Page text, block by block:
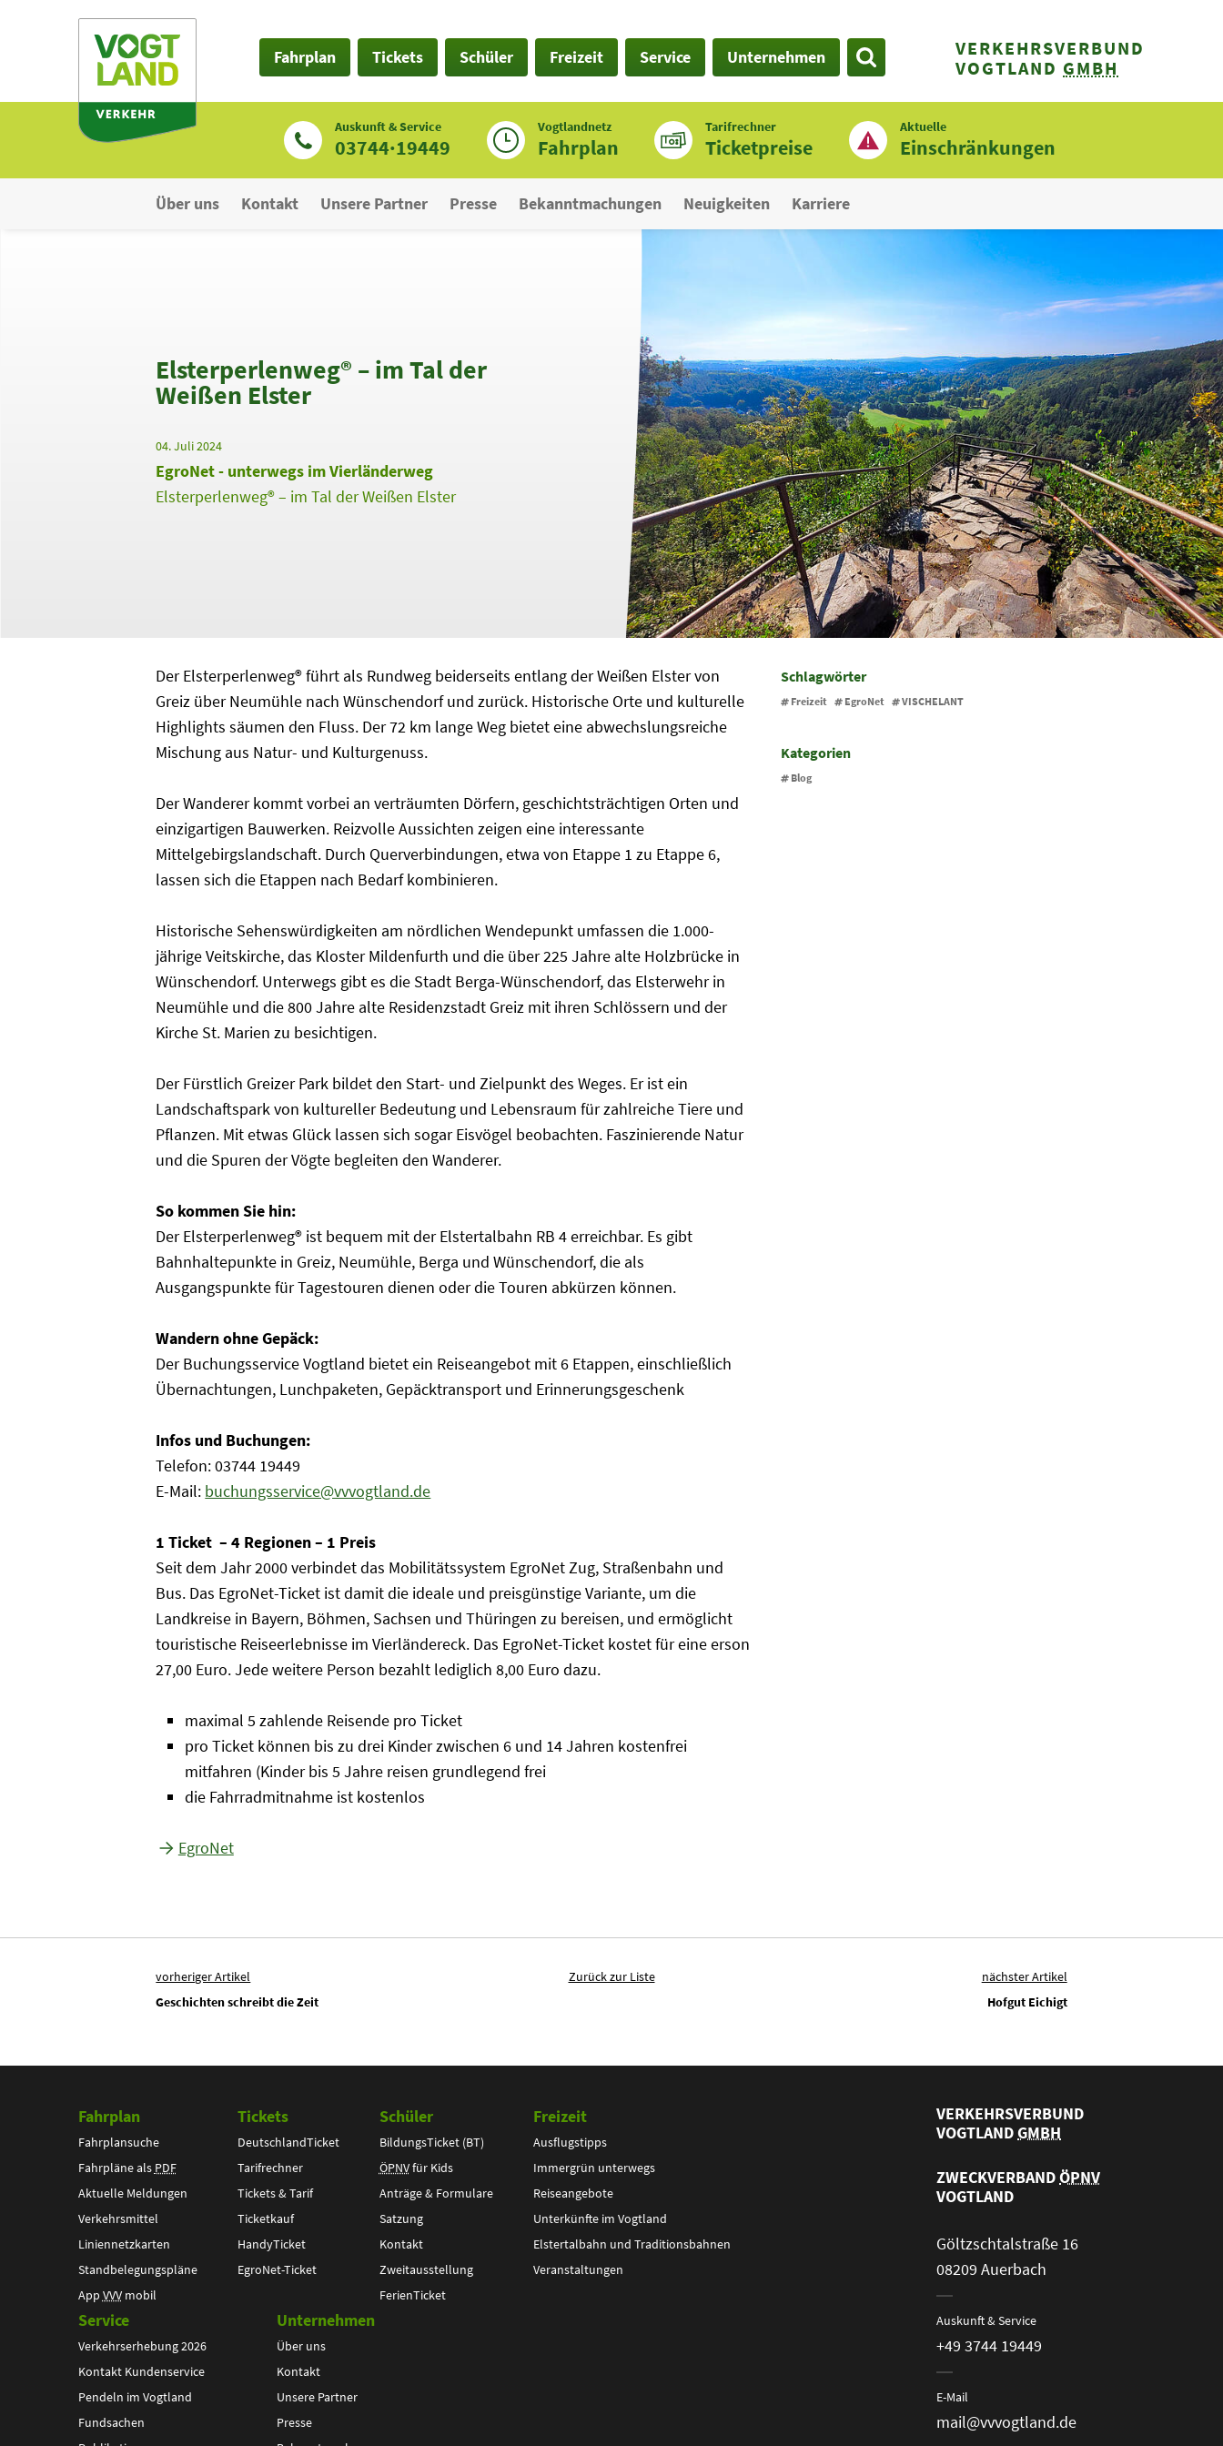
VERKEHRSVERBUND
VOGTLAND GMBH
Fahrplan Tickets Schüler Freizeit Service Unternehmen
Auskunft & Service
03744·19449
Vogtlandnetz
Fahrplan
Tarifrechner
Ticketpreise
Aktuelle
Einschränkungen
Über uns Kontakt Unsere Partner Presse Bekanntmachungen Neuigkeiten Karriere
Elsterperlenweg® – im Tal der
Weißen Elster
04. Juli 2024
EgroNet - unterwegs im Vierländerweg
Elsterperlenweg® – im Tal der Weißen Elster
Der Elsterperlenweg® führt als Rundweg beiderseits entlang der Weißen Elster von
Greiz über Neumühle nach Wünschendorf und zurück. Historische Orte und kulturelle
Highlights säumen den Fluss. Der 72 km lange Weg bietet eine abwechslungsreiche
Mischung aus Natur- und Kulturgenuss.
Der Wanderer kommt vorbei an verträumten Dörfern, geschichtsträchtigen Orten und
einzigartigen Bauwerken. Reizvolle Aussichten zeigen eine interessante
Mittelgebirgslandschaft. Durch Querverbindungen, etwa von Etappe 1 zu Etappe 6,
lassen sich die Etappen nach Bedarf kombinieren.
Historische Sehenswürdigkeiten am nördlichen Wendepunkt umfassen die 1.000-
jährige Veitskirche, das Kloster Mildenfurth und die über 225 Jahre alte Holzbrücke in
Wünschendorf. Unterwegs gibt es die Stadt Berga-Wünschendorf, das Elsterwehr in
Neumühle und die 800 Jahre alte Residenzstadt Greiz mit ihren Schlössern und der
Kirche St. Marien zu besichtigen.
Der Fürstlich Greizer Park bildet den Start- und Zielpunkt des Weges. Er ist ein
Landschaftspark von kultureller Bedeutung und Lebensraum für zahlreiche Tiere und
Pflanzen. Mit etwas Glück lassen sich sogar Eisvögel beobachten. Faszinierende Natur
und die Spuren der Vögte begleiten den Wanderer.
So kommen Sie hin:
Der Elsterperlenweg® ist bequem mit der Elstertalbahn RB 4 erreichbar. Es gibt
Bahnhaltepunkte in Greiz, Neumühle, Berga und Wünschendorf, die als
Ausgangspunkte für Tagestouren dienen oder die Touren abkürzen können.
Wandern ohne Gepäck:
Der Buchungsservice Vogtland bietet ein Reiseangebot mit 6 Etappen, einschließlich
Übernachtungen, Lunchpaketen, Gepäcktransport und Erinnerungsgeschenk
Infos und Buchungen:
Telefon: 03744 19449
E-Mail: buchungsservice@vvvogtland.de
1 Ticket – 4 Regionen – 1 Preis
Seit dem Jahr 2000 verbindet das Mobilitätssystem EgroNet Zug, Straßenbahn und
Bus. Das EgroNet-Ticket ist damit die ideale und preisgünstige Variante, um die
Landkreise in Bayern, Böhmen, Sachsen und Thüringen zu bereisen, und ermöglicht
touristische Reiseerlebnisse im Vierländereck. Das EgroNet-Ticket kostet für eine erson
27,00 Euro. Jede weitere Person bezahlt lediglich 8,00 Euro dazu.
maximal 5 zahlende Reisende pro Ticket
pro Ticket können bis zu drei Kinder zwischen 6 und 14 Jahren kostenfrei
mitfahren (Kinder bis 5 Jahre reisen grundlegend frei
die Fahrradmitnahme ist kostenlos
EgroNet
Schlagwörter
Freizeit EgroNet VISCHELANT
Kategorien
Blog
vorheriger Artikel
Geschichten schreibt die Zeit
nächster Artikel
Hofgut Eichigt
Zurück zur Liste
Fahrplan
Fahrplansuche
Fahrpläne als PDF
Aktuelle Meldungen
Verkehrsmittel
Liniennetzkarten
Standbelegungspläne
App VVVmobil
Tickets
DeutschlandTicket
Tarifrechner
Tickets & Tarif
Ticketkauf
HandyTicket
EgroNet-Ticket
Schüler
BildungsTicket (BT)
ÖPNVfür Kids
Anträge & Formulare
Satzung
Kontakt
Zweitausstellung
FerienTicket
Freizeit
Ausflugstipps
Immergrün unterwegs
Reiseangebote
Unterkünfte im Vogtland
Elstertalbahn und Traditionsbahnen
Veranstaltungen
Service
Verkehrserhebung 2026
Kontakt Kundenservice
Pendeln im Vogtland
Fundsachen
Unternehmen
Über uns
Kontakt
Unsere Partner
Presse
VERKEHRSVERBUND
VOGTLANDGMBH
ZWECKVERBANDÖPNV
VOGTLAND
Göltzschtalstraße 16
08209 Auerbach
Auskunft & Service
+49 3744 19449
E-Mail
mail@vvvogtland.de